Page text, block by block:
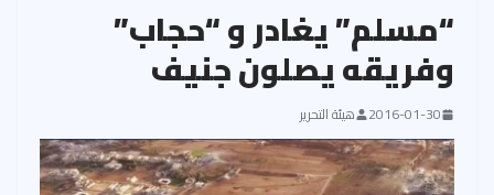
“مسلم” يغادر و “حجاب”
وفريقه يصلون جنيف
2016-01-30 هيئة التحرير